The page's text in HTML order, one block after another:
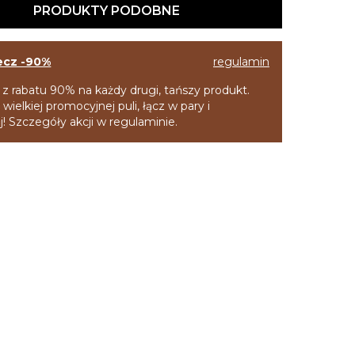
PRODUKTY PODOBNE
-90%
regulamin
rabatu 90% na każdy drugi, tańszy produkt.
promocyjnej puli, łącz w pary i
Szczegóły akcji w regulaminie.